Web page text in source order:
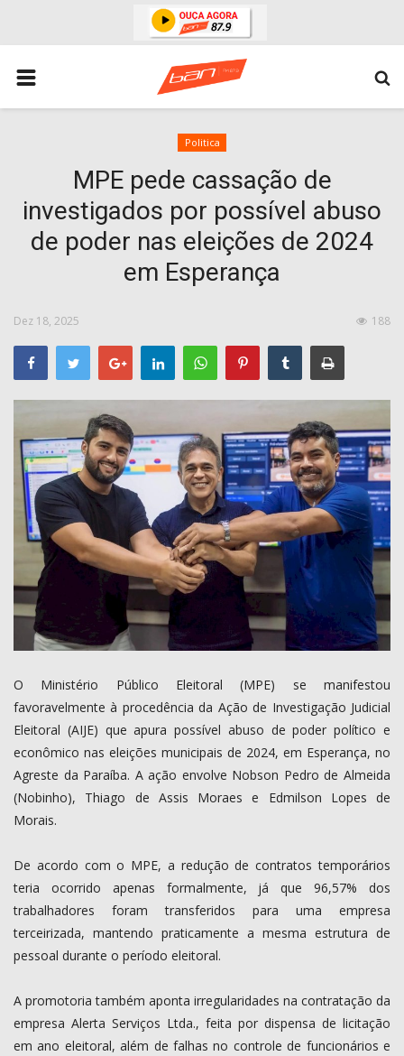
HOME
ESPORTES
ESPERANÇA PB
PARAIBA
ENTRETENIMENTO
MUNDO
BRASIL
COMO ANUNCIAR
PROGRAMAÇÃO
QUEM SOMOS
MUSICA
Politica
MPE pede cassação de
investigados por possível abuso
de poder nas eleições de 2024
em Esperança
Dez 18, 2025 188
O Ministério Público Eleitoral (MPE) se manifestou
favoravelmente à procedência da Ação de Investigação Judicial
Eleitoral (AIJE) que apura possível abuso de poder político e
econômico nas eleições municipais de 2024, em Esperança, no
Agreste da Paraíba. A ação envolve Nobson Pedro de Almeida
(Nobinho), Thiago de Assis Moraes e Edmilson Lopes de
Morais.
De acordo com o MPE, a redução de contratos temporários
teria ocorrido apenas formalmente, já que 96,57% dos
trabalhadores foram transferidos para uma empresa
terceirizada, mantendo praticamente a mesma estrutura de
pessoal durante o período eleitoral.
A promotoria também aponta irregularidades na contratação da
empresa Alerta Serviços Ltda., feita por dispensa de licitação
em ano eleitoral, além de falhas no controle de funcionários e